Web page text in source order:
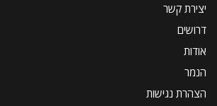
יצירת קשר
דרושים
אודות
הנמר
הצהרת נגישות